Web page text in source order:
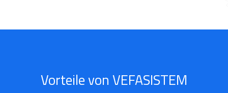
Vorteile von VEFASISTEM